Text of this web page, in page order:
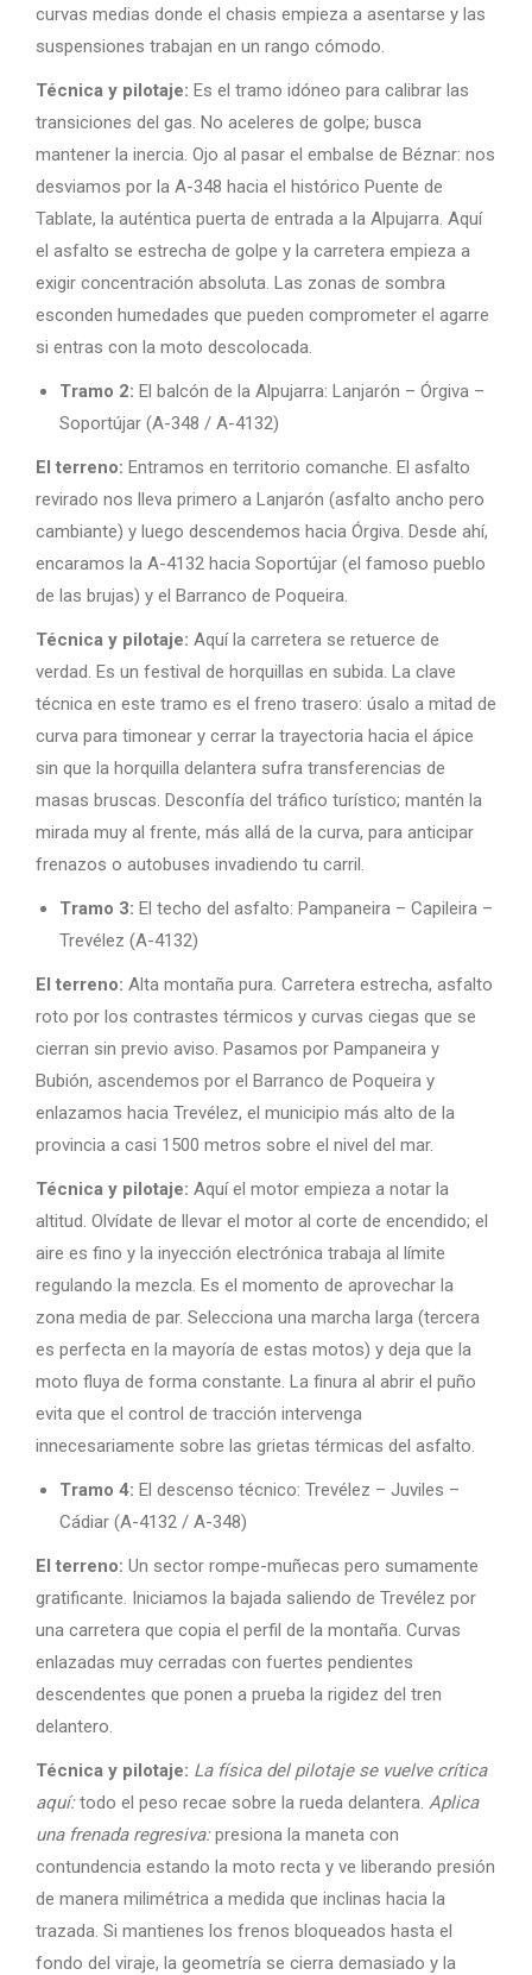
curvas medias donde el chasis empieza a asentarse y las
suspensiones trabajan en un rango cómodo.
Técnica y pilotaje: Es el tramo idóneo para calibrar las
transiciones del gas. No aceleres de golpe; busca
mantener la inercia. Ojo al pasar el embalse de Béznar: nos
desviamos por la A-348 hacia el histórico Puente de
Tablate, la auténtica puerta de entrada a la Alpujarra. Aquí
el asfalto se estrecha de golpe y la carretera empieza a
exigir concentración absoluta. Las zonas de sombra
esconden humedades que pueden comprometer el agarre
si entras con la moto descolocada.
Tramo 2: El balcón de la Alpujarra: Lanjarón – Órgiva –
Soportújar (A-348 / A-4132)
El terreno: Entramos en territorio comanche. El asfalto
revirado nos lleva primero a Lanjarón (asfalto ancho pero
cambiante) y luego descendemos hacia Órgiva. Desde ahí,
encaramos la A-4132 hacia Soportújar (el famoso pueblo
de las brujas) y el Barranco de Poqueira.
Técnica y pilotaje: Aquí la carretera se retuerce de
verdad. Es un festival de horquillas en subida. La clave
técnica en este tramo es el freno trasero: úsalo a mitad de
curva para timonear y cerrar la trayectoria hacia el ápice
sin que la horquilla delantera sufra transferencias de
masas bruscas. Desconfía del tráfico turístico; mantén la
mirada muy al frente, más allá de la curva, para anticipar
frenazos o autobuses invadiendo tu carril.
Tramo 3: El techo del asfalto: Pampaneira – Capileira –
Trevélez (A-4132)
El terreno: Alta montaña pura. Carretera estrecha, asfalto
roto por los contrastes térmicos y curvas ciegas que se
cierran sin previo aviso. Pasamos por Pampaneira y
Bubión, ascendemos por el Barranco de Poqueira y
enlazamos hacia Trevélez, el municipio más alto de la
provincia a casi 1500 metros sobre el nivel del mar.
Técnica y pilotaje: Aquí el motor empieza a notar la
altitud. Olvídate de llevar el motor al corte de encendido; el
aire es fino y la inyección electrónica trabaja al límite
regulando la mezcla. Es el momento de aprovechar la
zona media de par. Selecciona una marcha larga (tercera
es perfecta en la mayoría de estas motos) y deja que la
moto fluya de forma constante. La finura al abrir el puño
evita que el control de tracción intervenga
innecesariamente sobre las grietas térmicas del asfalto.
Tramo 4: El descenso técnico: Trevélez – Juviles –
Cádiar (A-4132 / A-348)
El terreno: Un sector rompe-muñecas pero sumamente
gratificante. Iniciamos la bajada saliendo de Trevélez por
una carretera que copia el perfil de la montaña. Curvas
enlazadas muy cerradas con fuertes pendientes
descendentes que ponen a prueba la rigidez del tren
delantero.
Técnica y pilotaje: La física del pilotaje se vuelve crítica
aquí:todo el peso recae sobre la rueda delantera. Aplica
una frenada regresiva:presiona la maneta con
contundencia estando la moto recta y ve liberando presión
de manera milimétrica a medida que inclinas hacia la
trazada. Si mantienes los frenos bloqueados hasta el
fondo del viraje, la geometría se cierra demasiado y la